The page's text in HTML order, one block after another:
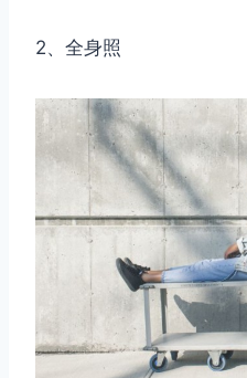
2、全身照